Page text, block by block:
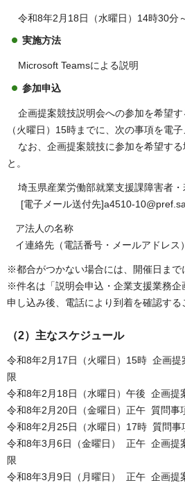
令和8年2月18日（水曜日）14時30分
実施方法
Microsoft Teamsによる説明
参加申込
企画提案競技説明会への参加を希望す
（火曜日）15時までに、次の事項を電
なお、企画提案競技に参加を希望する
と。
埼玉県産業労働部就業支援課障害者・
[電子メール送付先]a4510-
ア法人の名称
イ連絡先（電話番号・メールアドレス
※都合がつかない場合には、開催日まで
※件名は「説明会申込・企業支援業務企
申し込み後、電話により到着を確認す
（2）主なスケジュール
令和8年2月17日（火曜日）15時 企画提
限
令和8年2月18日（水曜日）午後 企画
令和8年2月20日（金曜日）正午 質問事
令和8年2月25日（水曜日）17時 質問事
令和8年3月6日（金曜日） 正午 企画提
限
令和8年3月9日（月曜日） 正午 企画提